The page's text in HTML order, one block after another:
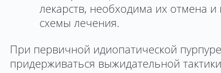
лекарств, необходима их отмена
схемы лечения.
При первичной идиопатической
придерживаться выжидательной